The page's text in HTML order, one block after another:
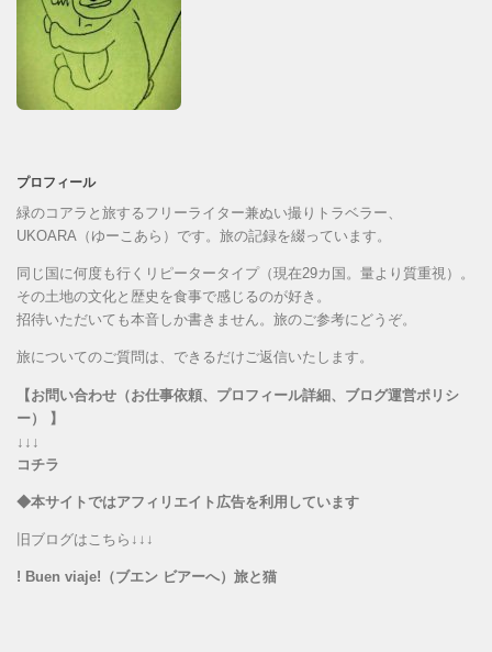
プロフィール
緑のコアラと旅するフリーライター兼ぬい撮りトラベラー、
UKOARA（ゆーこあら）です。旅の記録を綴っています。
同じ国に何度も行くリピータータイプ（現在29カ国。量より質重視）。
その土地の文化と歴史を食事で感じるのが好き。
招待いただいても本音しか書きません。旅のご参考にどうぞ。
旅についてのご質問は、できるだけご返信いたします。
【お問い合わせ（お仕事依頼、プロフィール詳細、ブログ運営ポリシ
ー） 】
↓↓↓
コチラ
◆本サイトではアフィリエイト広告を利用しています
旧ブログはこちら↓↓↓
! Buen viaje!（ブエン ビアーへ）旅と猫